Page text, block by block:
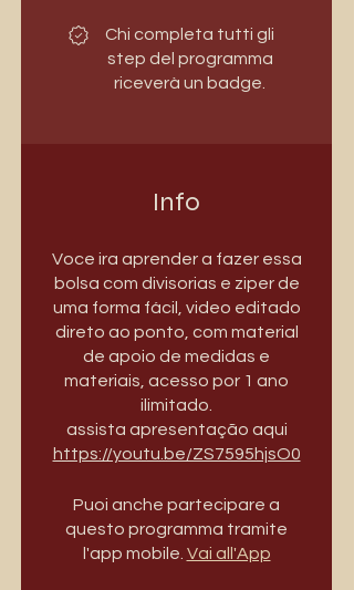
Chi completa tutti gli
step del programma
riceverà un badge.
Info
Voce ira aprender a fazer essa
bolsa com divisorias e ziper de
uma forma fácil, video editado
direto ao ponto, com material
de apoio de medidas e
materiais, acesso por 1 ano
ilimitado.
assista apresentação aqui
https://youtu.be/ZS7595hjsO0
Puoi anche partecipare a
questo programma tramite
l'app mobile. Vai all'App